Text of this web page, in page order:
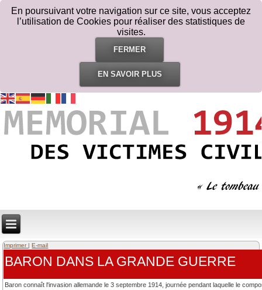
En poursuivant votre navigation sur ce site, vous acceptez
l’utilisation de Cookies pour réaliser des statistiques de
visites.
FERMER
EN SAVOIR PLUS
Imprimer E-mail
BARON DANS LA GRANDE GUERRE
Baron connaît l'invasion allemande le 3 septembre 1914, journée pendant laquelle le